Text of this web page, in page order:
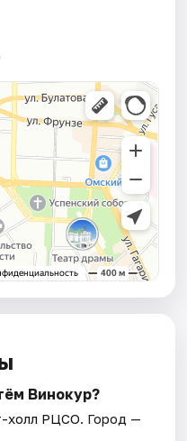
Винокур?
холл РЦСО. Город —